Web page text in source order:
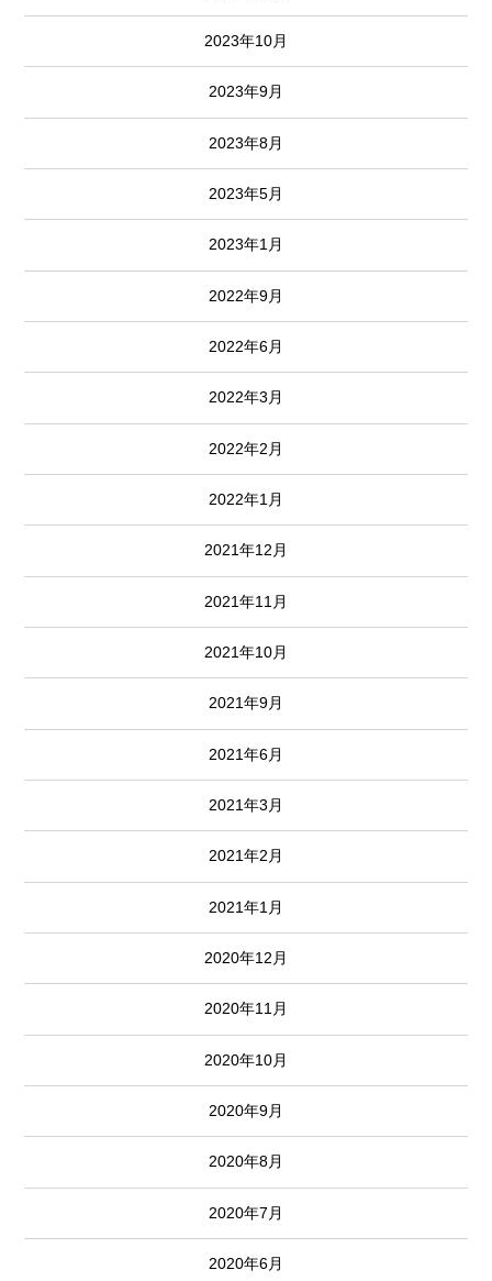
2023年10月
2023年9月
2023年8月
2023年5月
2023年1月
2022年9月
2022年6月
2022年3月
2022年2月
2022年1月
2021年12月
2021年11月
2021年10月
2021年9月
2021年6月
2021年3月
2021年2月
2021年1月
2020年12月
2020年11月
2020年10月
2020年9月
2020年8月
2020年7月
2020年6月